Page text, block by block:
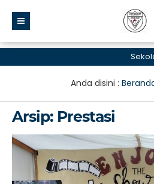
Sekolah
Anda disini :
Arsip: Prestasi